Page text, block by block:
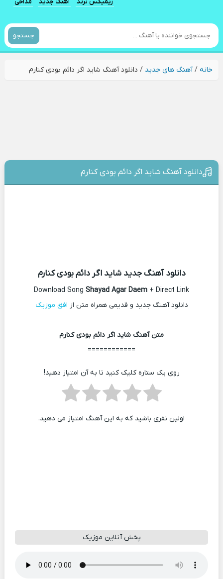
جستجو
خانه/آهنگ های جدید / دانلود آهنگ شاید اگر دائم بودی کنارم
دانلود آهنگ شاید اگر دائم بودی کنارم
دانلود آهنگ جدید شاید اگر دائم بودی کنارم
Download Song Shayad Agar Daem + Direct Link
دانلود آهنگ جدید و قدیمی همراه متن از افق موزیک
متن آهنگ شاید اگر دائم بودی کنارم
============
روی یک ستاره کلیک کنید تا به آن امتیاز دهید!
اولین نفری باشید که به این آهنگ امتیاز می دهید.
پخش آنلاین موزیک